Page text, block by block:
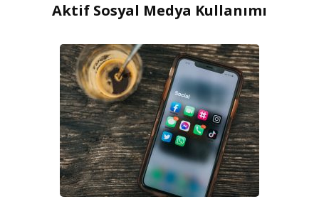
Aktif Sosyal Medya Kullanımı